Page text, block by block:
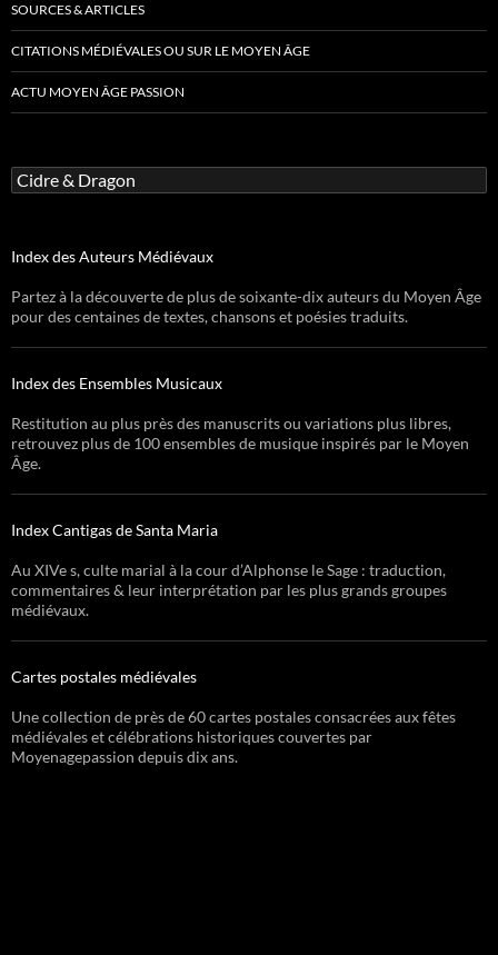
SOURCES & ARTICLES
CITATIONS MÉDIÉVALES OU SUR LE MOYEN ÂGE
ACTU MOYEN ÂGE PASSION
Rechercher :
Index des Auteurs Médiévaux
Partez à la découverte de plus de soixante-dix auteurs du Moyen Âge
pour des centaines de textes, chansons et poésies traduits.
Index des Ensembles Musicaux
Restitution au plus près des manuscrits ou variations plus libres,
retrouvez plus de 100 ensembles de musique inspirés par le Moyen
Âge.
Index Cantigas de Santa Maria
Au XIVe s, culte marial à la cour d’Alphonse le Sage : traduction,
commentaires & leur interprétation par les plus grands groupes
médiévaux.
Cartes postales médiévales
Une collection de près de 60 cartes postales consacrées aux fêtes
médiévales et célébrations historiques couvertes par
Moyenagepassion depuis dix ans.